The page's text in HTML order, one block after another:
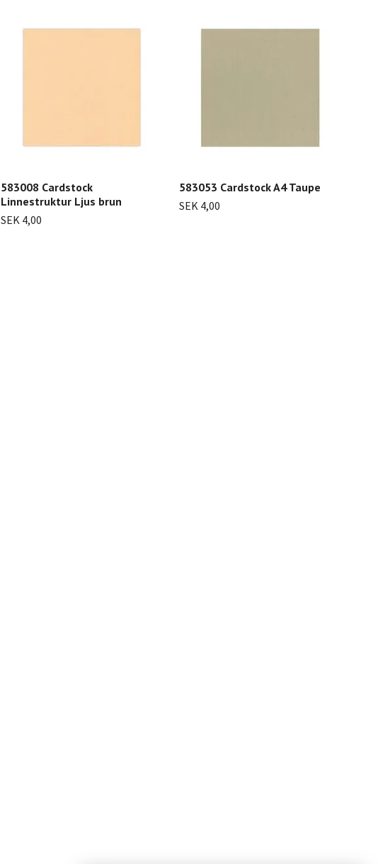
583008 Cardstock
Linnestruktur Ljus brun
SEK 4,00
583053 Cardstock A4 Taupe
SEK 4,00